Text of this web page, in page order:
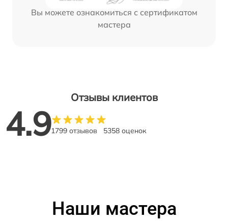
Вы можете ознакомиться с сертификатом
мастера
Отзывы клиентов
4.91799 отзывов 5358 оценок
Наши мастера